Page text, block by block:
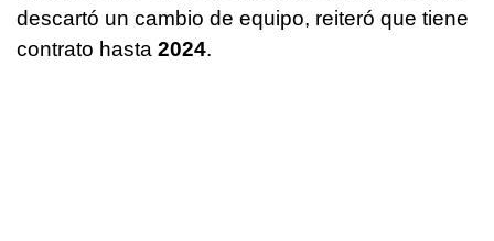
descartó un cambio de equipo, reiteró que tiene
contrato hasta 2024.